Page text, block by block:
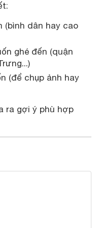
(bình dân hay cao
ghé đến (quận
(để chụp ảnh hay
ra gợi ý phù hợp